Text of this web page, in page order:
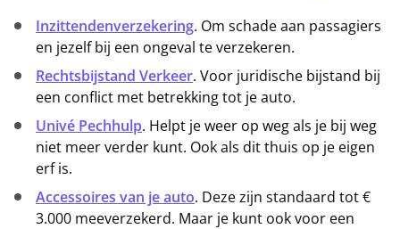
Inzittendenverzekering. Om schade aan passagiers
en jezelf bij een ongeval te verzekeren.
Rechtsbijstand Verkeer. Voor juridische bijstand bij
een conflict met betrekking tot je auto.
Univé Pechhulp. Helpt je weer op weg als je bij weg
niet meer verder kunt. Ook als dit thuis op je eigen
erf is.
Accessoires van je auto. Deze zijn standaard tot €
3.000 meeverzekerd. Maar je kunt ook voor een